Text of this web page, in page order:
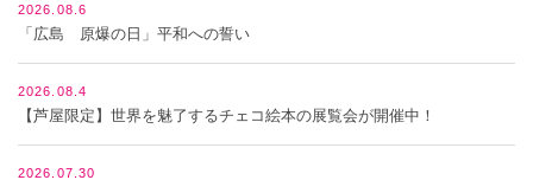
2026.08.6
「広島 原爆の日」平和への誓い
2026.08.4
【芦屋限定】世界を魅了するチェコ絵本の展覧会が開催中！
2026.07.30